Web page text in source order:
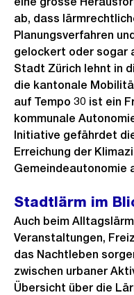
ab, dass
Planungsverfahren
gelockert oder sogar
Stadt Zürich lehnt in
die kantonale
auf Tempo 30 ist ein
kommunale
Initiative gefährdet
Erreichung der
Gemeindeautonomie
Stadtlärm im
Auch beim
Veranstaltungen,
das Nachtleben
zwischen urbaner
Übersicht über die